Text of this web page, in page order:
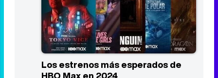
Los estrenos más esperados de
Prime Video en 2024